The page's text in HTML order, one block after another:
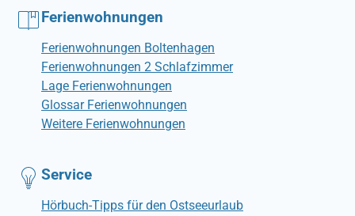
Ferienwohnungen
Ferienwohnungen Boltenhagen
Ferienwohnungen 2 Schlafzimmer
Lage Ferienwohnungen
Glossar Ferienwohnungen
Weitere Ferienwohnungen
Service
Hörbuch-Tipps für den Ostseeurlaub